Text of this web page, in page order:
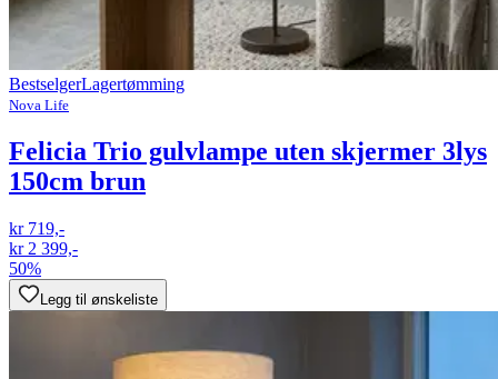
BestselgerLagertømming
Nova Life
Felicia Trio gulvlampe uten skjermer 3lys
150cm brun
kr 719,-
kr 2 399,-
50%
Legg til ønskeliste